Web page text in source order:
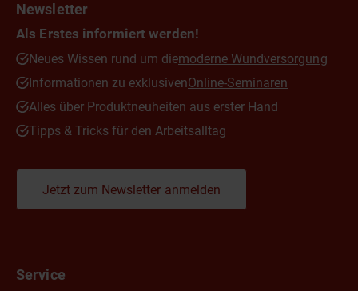
Newsletter
Als Erstes informiert werden!
Neues Wissen rund um diemoderne Wundversorgung
Informationen zu exklusivenOnline-Seminaren
Alles über Produktneuheiten aus erster Hand
Tipps & Tricks für den Arbeitsalltag
Jetzt zum Newsletter anmelden
Service